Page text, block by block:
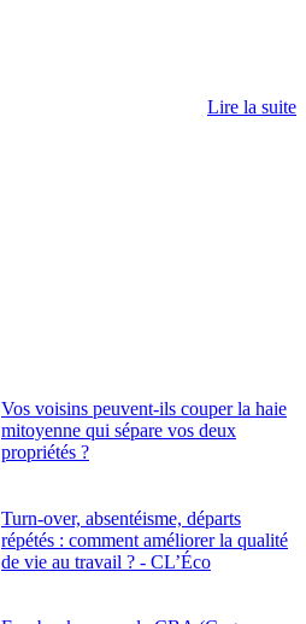
Lire la suite
Vos voisins peuvent-ils couper la haie
mitoyenne qui sépare vos deux
propriétés ?
Turn-over, absentéisme, départs
répétés : comment améliorer la qualité
de vie au travail ? - CL’Éco